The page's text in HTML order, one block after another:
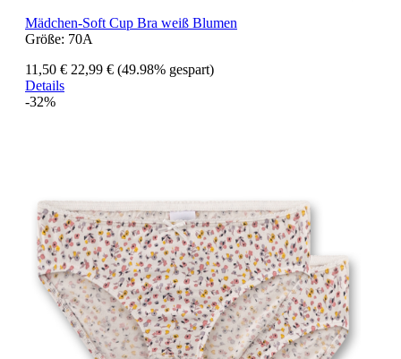
Mädchen-Soft Cup Bra weiß Blumen
Größe: 70A
11,50 € 22,99 € (49.98% gespart)
Details
-32%